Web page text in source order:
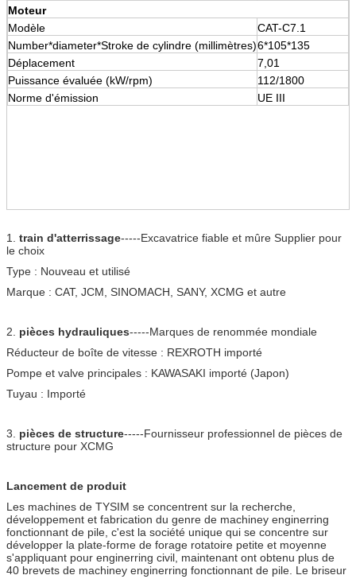
Moteur
Modèle
CAT-C7.1
Number*diameter*Stroke de cylindre (millimètres)6*105*135
Déplacement
7,01
Puissance évaluée (kW/rpm)
112/1800
Norme d'émission
UE III
1. train d'atterrissage-----Excavatrice fiable et mûre Supplier pour
le choix
Type : Nouveau et utilisé
Marque : CAT, JCM, SINOMACH, SANY, XCMG et autre
2. pièces hydrauliques-----Marques de renommée mondiale
Réducteur de boîte de vitesse : REXROTH importé
Pompe et valve principales : KAWASAKI importé (Japon)
Tuyau : Importé
3. pièces de structure-----Fournisseur professionnel de pièces de
structure pour XCMG
Lancement de produit
Les machines de TYSIM se concentrent sur la recherche,
développement et fabrication du genre de machiney enginerring
fonctionnant de pile, c'est la société unique qui se concentre sur
développer la plate-forme de forage rotatoire petite et moyenne
s'appliquant pour enginerring civil, maintenant ont obtenu plus de
40 brevets de machiney enginerring fonctionnant de pile. Le briseur